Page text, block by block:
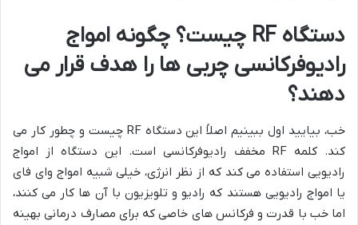
دستگاه RF چیست؟ چگونه امواج
رادیوفرکانسی چربی ها را هدف قرار می
دهند؟
خب، بیایید اول ببینیم اصلاً این دستگاه RF چیست و چطور کار می
کند. کلمه RF مخفف رادیوفرکانسی است. این دستگاه از امواج
رادیویی استفاده می کند که از نظر انرژی، خیلی شبیه امواج وای فای
یا امواج رادیویی هستند که رادیو و تلویزیون با آن ها کار می کنند،
اما خب با قدرت و فرکانس های خاصی که برای مصارف درمانی بهینه